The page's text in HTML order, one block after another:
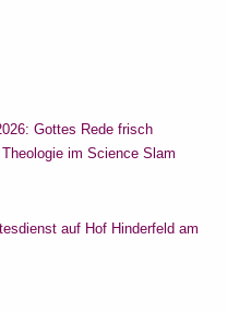
Gottes Rede frisch
im Science Slam
auf Hof Hinderfeld am